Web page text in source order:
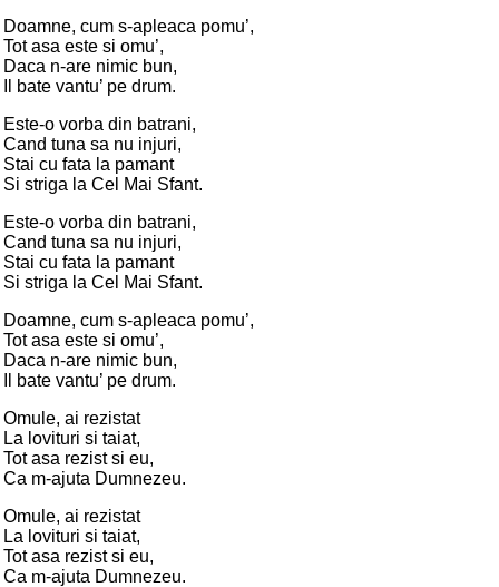
Doamne, cum s-apleaca pomu’,
Tot asa este si omu’,
Daca n-are nimic bun,
Il bate vantu’ pe drum.
Este-o vorba din batrani,
Cand tuna sa nu injuri,
Stai cu fata la pamant
Si striga la Cel Mai Sfant.
Este-o vorba din batrani,
Cand tuna sa nu injuri,
Stai cu fata la pamant
Si striga la Cel Mai Sfant.
Doamne, cum s-apleaca pomu’,
Tot asa este si omu’,
Daca n-are nimic bun,
Il bate vantu’ pe drum.
Omule, ai rezistat
La lovituri si taiat,
Tot asa rezist si eu,
Ca m-ajuta Dumnezeu.
Omule, ai rezistat
La lovituri si taiat,
Tot asa rezist si eu,
Ca m-ajuta Dumnezeu.